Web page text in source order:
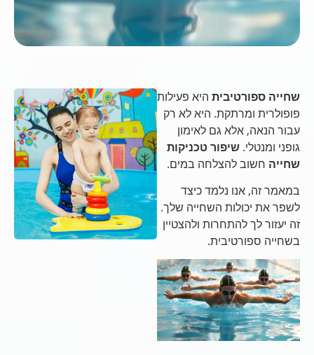
שחייה ספורטיביתהיא פעילות
פופולרית ומרתקת. היא לא רק
עבור הנאה, אלא גם לאימון
גופני ומנטלי.שיפור טכניקות
שחייהחשוב להצלחה במים.
במאמר זה, אנו נלמד כיצד
לשפר את יכולות השחייה שלך.
זה יעזור לך להתחרות ולהצטיין
בשחייה ספורטיבית.